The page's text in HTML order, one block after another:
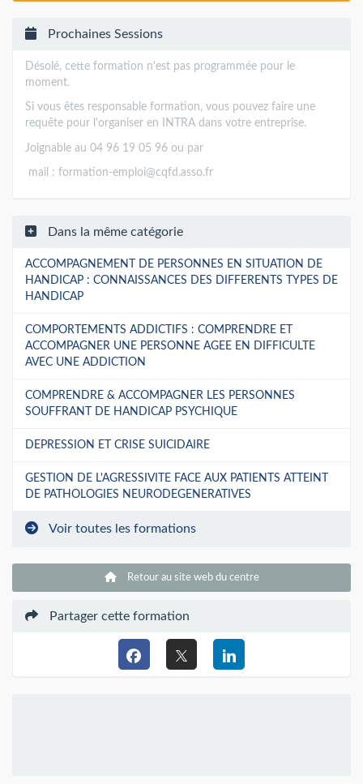
Prochaines Sessions
Désolé, cette formation n'est pas programmée pour le
moment.
Si vous êtes responsable formation, vous pouvez faire une
requête pour l'organiser en INTRA dans votre entreprise.
Joignable au 04 96 19 05 96 ou par
mail : formation-emploi@cqfd.asso.fr
Dans la même catégorie
ACCOMPAGNEMENT DE PERSONNES EN SITUATION DE
HANDICAP : CONNAISSANCES DES DIFFERENTS TYPES DE
HANDICAP
COMPORTEMENTS ADDICTIFS : COMPRENDRE ET
ACCOMPAGNER UNE PERSONNE AGEE EN DIFFICULTE
AVEC UNE ADDICTION
COMPRENDRE & ACCOMPAGNER LES PERSONNES
SOUFFRANT DE HANDICAP PSYCHIQUE
DEPRESSION ET CRISE SUICIDAIRE
GESTION DE L'AGRESSIVITE FACE AUX PATIENTS ATTEINT
DE PATHOLOGIES NEURODEGENERATIVES
Voir toutes les formations
Retour au site web du centre
Partager cette formation